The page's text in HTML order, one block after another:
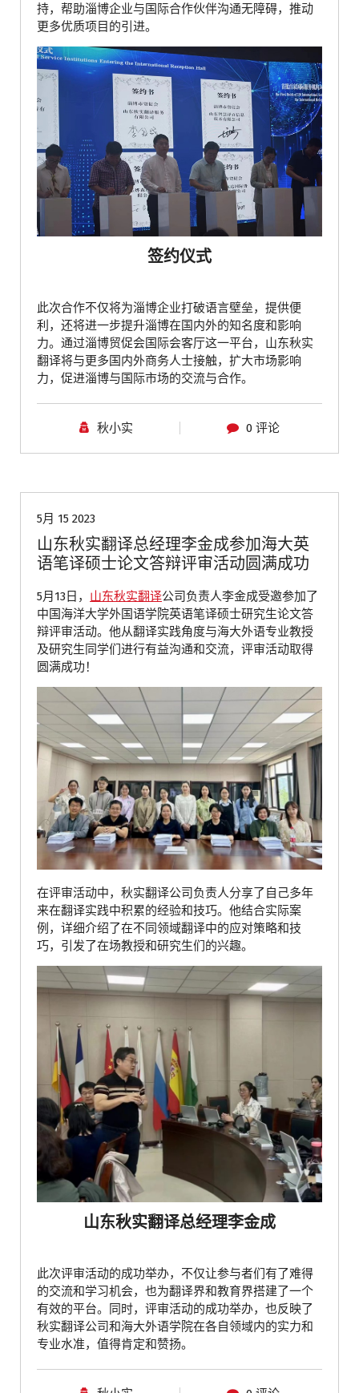
持，帮助淄博企业与国际合作伙伴沟通无障碍，推动
更多优质项目的引进。
签约仪式
此次合作不仅将为淄博企业打破语言壁垒，提供便
利，还将进一步提升淄博在国内外的知名度和影响
力。通过淄博贸促会国际会客厅这一平台，山东秋实
翻译将与更多国内外商务人士接触，扩大市场影响
力，促进淄博与国际市场的交流与合作。
秋小实 0 评论
5月 15 2023
山东秋实翻译总经理李金成参加海大英
语笔译硕士论文答辩评审活动圆满成功
5月13日， 山东秋实翻译公司负责人李金成受邀参加了
中国海洋大学外国语学院英语笔译硕士研究生论文答
辩评审活动。他从翻译实践角度与海大外语专业教授
及研究生同学们进行有益沟通和交流，评审活动取得
圆满成功！
在评审活动中，秋实翻译公司负责人分享了自己多年
来在翻译实践中积累的经验和技巧。他结合实际案
例，详细介绍了在不同领域翻译中的应对策略和技
巧，引发了在场教授和研究生们的兴趣。
山东秋实翻译总经理李金成
此次评审活动的成功举办，不仅让参与者们有了难得
的交流和学习机会，也为翻译界和教育界搭建了一个
有效的平台。同时，评审活动的成功举办，也反映了
秋实翻译公司和海大外语学院在各自领域内的实力和
专业水准，值得肯定和赞扬。